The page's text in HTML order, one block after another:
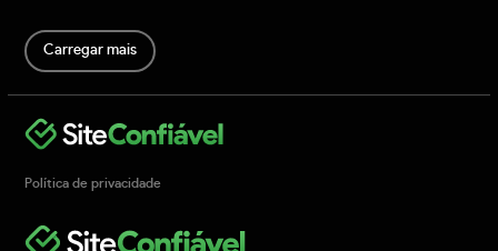
Carregar mais
Política de privacidade